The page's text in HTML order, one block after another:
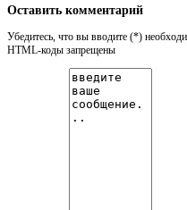
Оставить комментарий
Убедитесь, что вы вводите (*)
HTML-коды запрещены